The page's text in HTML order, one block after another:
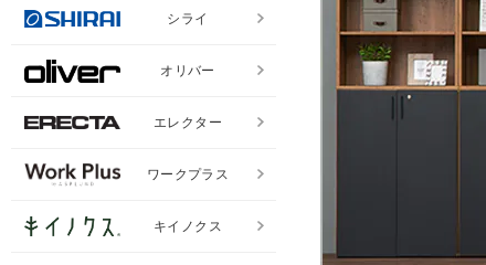
シライ
オリバー
エレクター
ワークプラス
キイノクス